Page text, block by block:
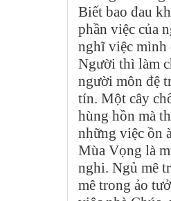
Biết bao đau
phần việc của
nghĩ việc mình
Người thì làm
người môn đệ
tín. Một cây
hùng hồn mà
những việc ồn
Mùa Vọng là
nghi. Ngủ mê
mê trong ảo